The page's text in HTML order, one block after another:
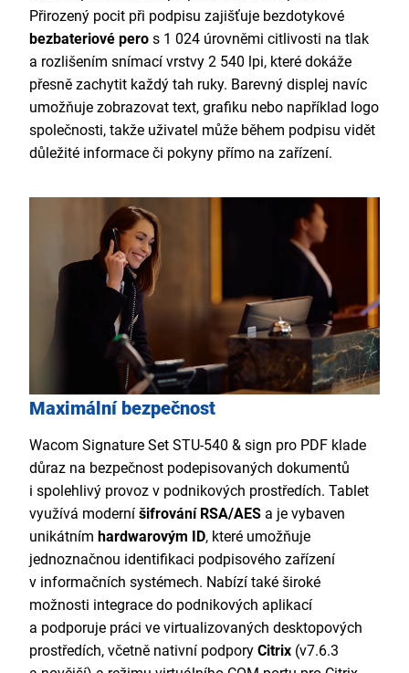
Přirozený pocit při podpisu zajišťuje bezdotykové
bezbateriové pero s 1 024 úrovněmi citlivosti na tlak
a rozlišením snímací vrstvy 2 540 lpi, které dokáže
přesně zachytit každý tah ruky. Barevný displej navíc
umožňuje zobrazovat text, grafiku nebo například logo
společnosti, takže uživatel může během podpisu vidět
důležité informace či pokyny přímo na zařízení.
Maximální bezpečnost
Wacom Signature Set STU-540 & sign pro PDF klade
důraz na bezpečnost podepisovaných dokumentů
i spolehlivý provoz v podnikových prostředích. Tablet
využívá moderní šifrování RSA/AES a je vybaven
unikátním hardwarovým ID, které umožňuje
jednoznačnou identifikaci podpisového zařízení
v informačních systémech. Nabízí také široké
možnosti integrace do podnikových aplikací
a podporuje práci ve virtualizovaných desktopových
prostředích, včetně nativní podpory Citrix (v7.6.3